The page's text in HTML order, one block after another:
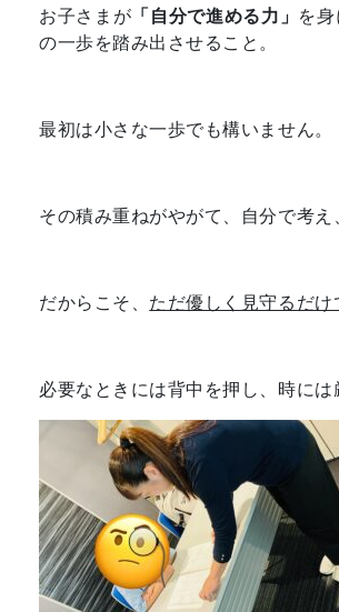
お子さまが 「自分で進める力」 を
の一歩を踏み出させること。
最初は小さな一歩でも構いません。
その積み重ねがやがて、自分で考え
だからこそ、 ただ優しく見守るだけ
必要なときには背中を押し、時に